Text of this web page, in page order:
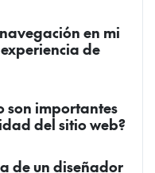
en mi
de
son importantes
del sitio web?
de un diseñador